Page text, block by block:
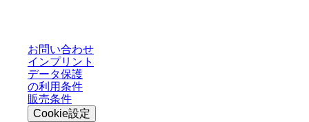
お問い合わせ
インプリント
データ保護
の利用条件
販売条件
Cookie設定